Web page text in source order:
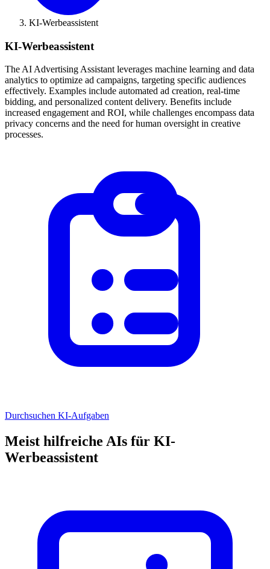
KI-Werbeassistent
KI-Werbeassistent
The AI Advertising Assistant leverages machine learning and data
analytics to optimize ad campaigns, targeting specific audiences
effectively. Examples include automated ad creation, real-time
bidding, and personalized content delivery. Benefits include
increased engagement and ROI, while challenges encompass data
privacy concerns and the need for human oversight in creative
processes.
Durchsuchen KI-Aufgaben
Meist hilfreiche AIs für KI-
Werbeassistent